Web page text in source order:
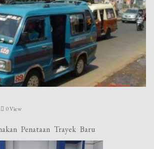
0 View
Penataan Trayek Baru